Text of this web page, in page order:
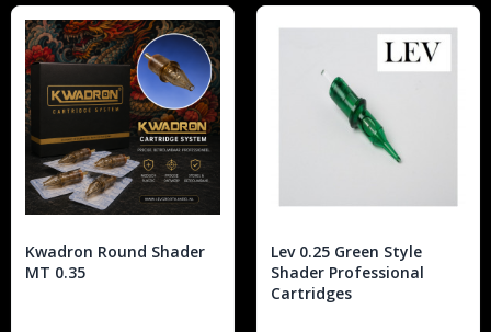
Kwadron Round Shader
MT 0.35
Lev 0.25 Green Style
Shader Professional
Cartridges